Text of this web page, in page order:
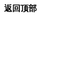
返回顶部